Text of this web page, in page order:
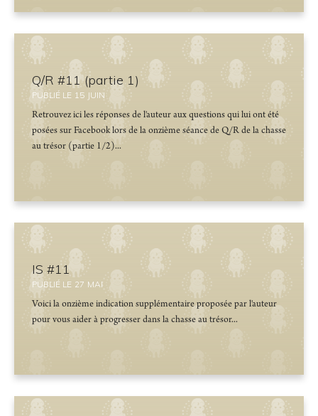
Q/R #11 (partie 1)
PUBLIÉ LE 15 JUIN
Retrouvez ici les réponses de l'auteur aux questions qui lui ont été
posées sur Facebook lors de la onzième séance de Q/R de la chasse
au trésor (partie 1/2)...
IS #11
PUBLIÉ LE 27 MAI
Voici la onzième indication supplémentaire proposée par l'auteur
pour vous aider à progresser dans la chasse au trésor...